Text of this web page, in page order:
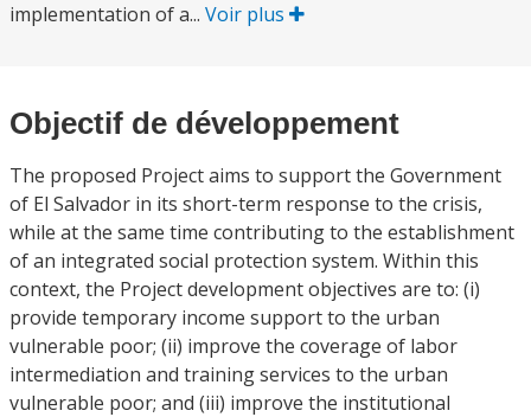
implementation of a... Voir plus
Objectif de développement
The proposed Project aims to support the Government
of El Salvador in its short-term response to the crisis,
while at the same time contributing to the establishment
of an integrated social protection system. Within this
context, the Project development objectives are to: (i)
provide temporary income support to the urban
vulnerable poor; (ii) improve the coverage of labor
intermediation and training services to the urban
vulnerable poor; and (iii) improve the institutional